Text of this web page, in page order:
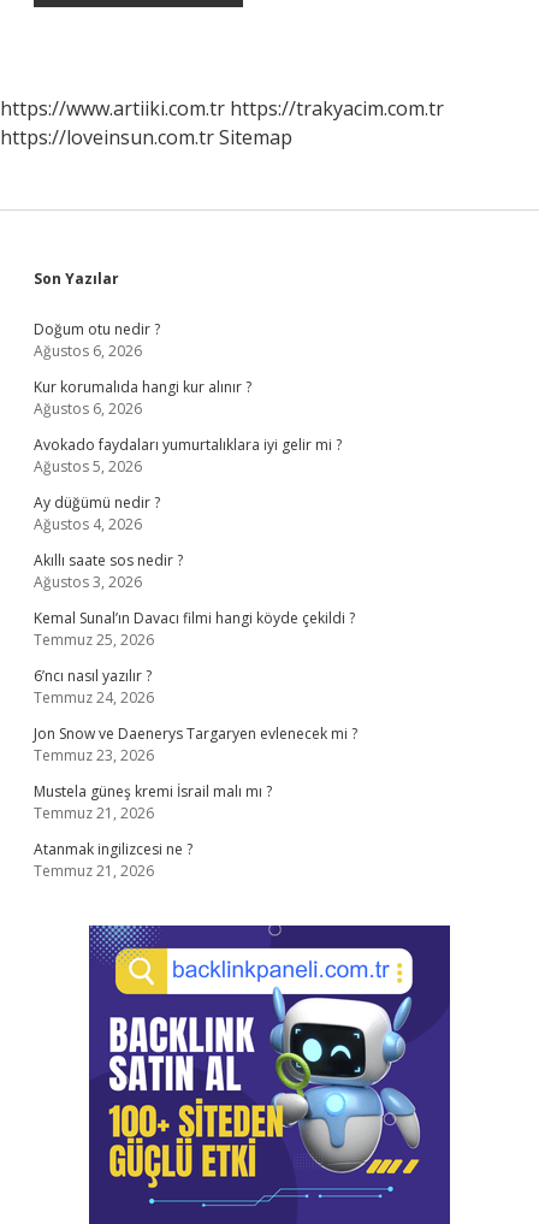
https://www.artiiki.com.tr https://trakyacim.com.tr
https://loveinsun.com.trSitemap
Sidebar
Son Yazılar
Doğum otu nedir ?
Ağustos 6, 2026
Kur korumalıda hangi kur alınır ?
Ağustos 6, 2026
Avokado faydaları yumurtalıklara iyi gelir mi ?
Ağustos 5, 2026
Ay düğümü nedir ?
Ağustos 4, 2026
Akıllı saate sos nedir ?
Ağustos 3, 2026
Kemal Sunal’ın Davacı filmi hangi köyde çekildi ?
Temmuz 25, 2026
6’ncı nasıl yazılır ?
Temmuz 24, 2026
Jon Snow ve Daenerys Targaryen evlenecek mi ?
Temmuz 23, 2026
Mustela güneş kremi İsrail malı mı ?
Temmuz 21, 2026
Atanmak ingilizcesi ne ?
Temmuz 21, 2026